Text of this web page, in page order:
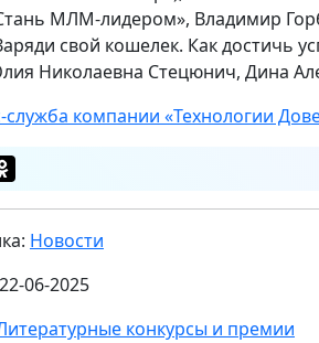
МЛМ-лидером», Владимир
свой кошелек. Как достичь
Николаевна Стецюнич, Дина
служба компании «Технологии
Новости
06-2025
конкурсы и премии